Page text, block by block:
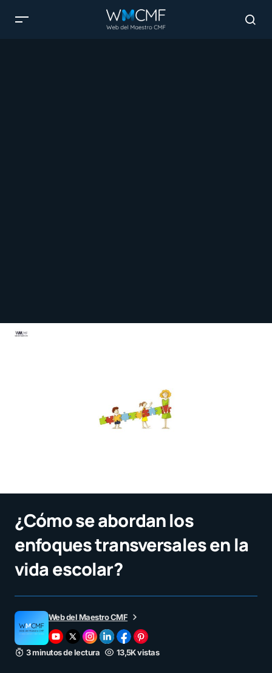
¿Cómo se abordan los
enfoques transversales en la
vida escolar?
Web del Maestro CMF
3 minutos de lectura 13,5K vistas